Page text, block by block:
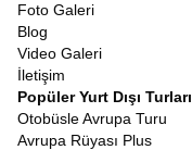
Foto Galeri
Blog
Video Galeri
İletişim
Popüler Yurt Dışı Turları
Otobüsle Avrupa Turu
Avrupa Rüyası Plus